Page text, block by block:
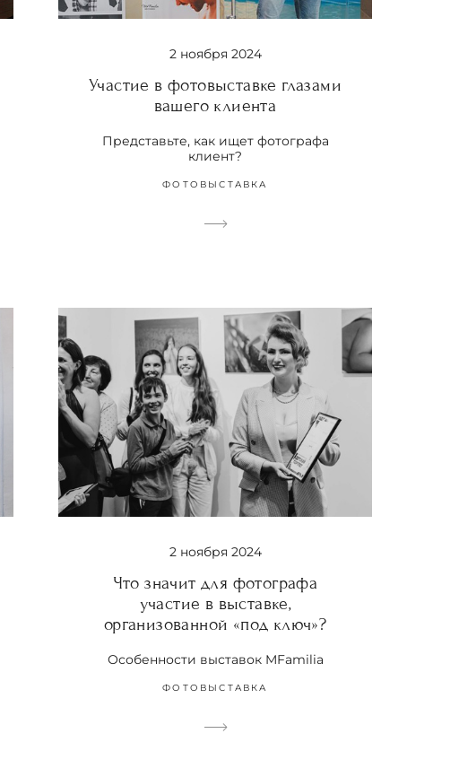
2 ноября 2024
Участие в фотовыставке глазами
вашего клиента
Представьте, как ищет фотографа
клиент?
ФОТОВЫСТАВКА
2 ноября 2024
Что значит для фотографа
участие в выставке,
организованной «под ключ»?
Особенности выставок MFamilia
ФОТОВЫСТАВКА